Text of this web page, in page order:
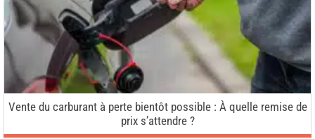
Vente du carburant à perte bientôt possible : À quelle remise de
prix s’attendre ?